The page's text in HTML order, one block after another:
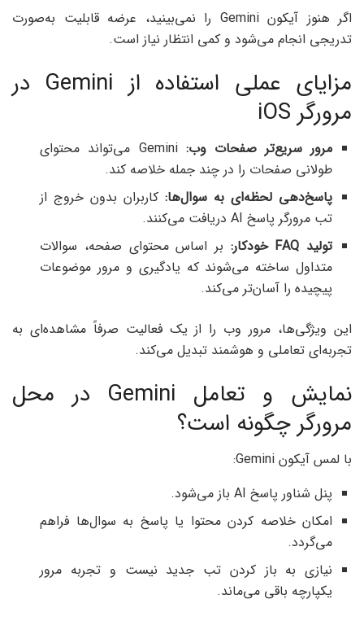
اگر هنوز آیکون Gemini را نمی‌بینید، عرضه قابلیت به‌صورت
تدریجی انجام می‌شود و کمی انتظار نیاز است.
مزایای عملی استفاده از Gemini در
مرورگر iOS
مرور سریع‌تر صفحات وب:
Gemini می‌تواند محتوای
طولانی صفحات را در چند جمله خلاصه کند.
پاسخ‌دهی لحظه‌ای به سوال‌ها:کاربران بدون خروج از
تب مرورگر پاسخ AI دریافت می‌کنند.
تولید FAQ
خودکار: بر اساس محتوای صفحه، سوالات
متداول ساخته می‌شوند که یادگیری و مرور موضوعات
پیچیده را آسان‌تر می‌کند.
این ویژگی‌ها، مرور وب را از یک فعالیت صرفاً مشاهده‌ای به
تجربه‌ای تعاملی و هوشمند تبدیل می‌کند.
نمایش و تعامل Gemini در محل
مرورگر چگونه است؟
با لمس آیکون Gemini:
پنل شناور پاسخ AI باز می‌شود.
امکان خلاصه کردن محتوا یا پاسخ به سوال‌ها فراهم
می‌گردد.
نیازی به باز کردن تب جدید نیست و تجربه مرور
یکپارچه باقی می‌ماند.